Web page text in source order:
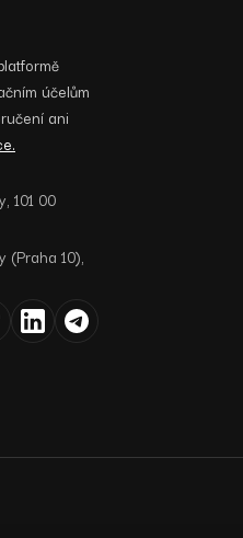
účelům
ani
101 00
(Praha 10),